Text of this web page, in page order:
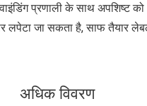
प्रणाली के साथ अपशिष्ट
लपेटा जा सकता है, साफ तैयार
अधिक विवरण